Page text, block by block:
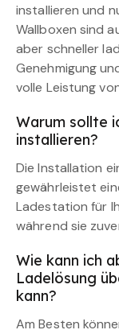
installieren und
Wallboxen sind
aber schneller
Genehmigung
volle Leistung
Warum sollte
installieren?
Die Installation
gewährleistet
Ladestation für
während sie
Wie kann ich
Ladelösung
kann?
Am Besten